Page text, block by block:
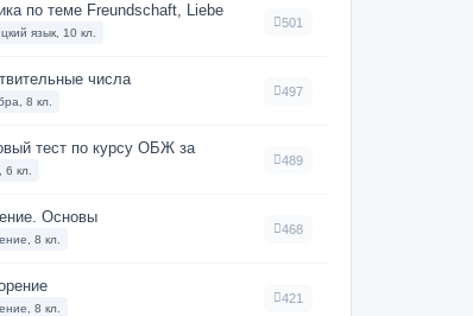
по теме Freundschaft, Liebe
язык, 10 кл.
501
числа
8 кл.
497
тест по курсу ОБЖ за
кл.
489
Основы
8 кл.
468
8 кл.
421